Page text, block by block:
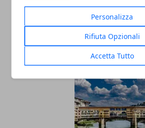
Personalizza
Rifiuta Opzionali
Accetta Tutto
Ischia, cosa vedere? I